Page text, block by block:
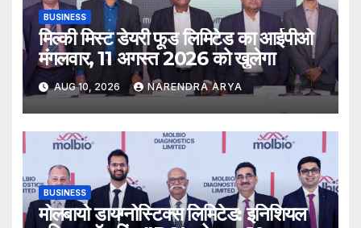
BUSINESS
मिल्की मिस्ट डेयरी फूड लिमिटेड का आईपीओ
मंगलवार, 11 अगस्त 2026 को खुलेगा
AUG 10, 2026 NARENDRA ARYA
BUSINESS
मोलबायो डायग्नोस्टिक्स लिमिटेड: इनिशियल